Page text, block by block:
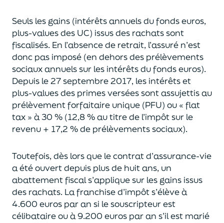
Seuls les gains (intérêts annuels du fonds euros,
plus-values des UC) issus des rachats sont
fiscalisés. En l’absence de retrait, l’assuré n’est
donc pas imposé (en dehors des prélèvements
sociaux annuels sur les intérêts du fonds euros).
Depuis le 27 septembre 2017, les intérêts et
plus-values des primes verséessont assujettis au
prélèvement forfaitaire unique (PFU) ou « flat
tax » à 30 % (12,8 % au titre de l’impôt sur le
revenu + 17,2 % de prélèvements sociaux).
Toutefois, dès lors que le contrat d’assurance-vie
a été ouvert depuis plus de huit ans, un
abattement fiscal s’applique sur les gains issus
des rachats. La franchise d’impôts’élève à
4.600 euros par an si le souscripteurest
célibataire ou à 9.200 euros par an s’il est marié